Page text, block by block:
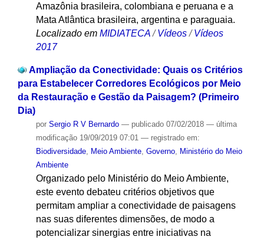
Amazônia brasileira, colombiana e peruana e a
Mata Atlântica brasileira, argentina e paraguaia.
Localizado em MIDIATECA /Vídeos /Vídeos
2017
Ampliação da Conectividade: Quais os Critérios
para Estabelecer Corredores Ecológicos por Meio
da Restauração e Gestão da Paisagem? (Primeiro
Dia)
por Sergio R V Bernardo — publicado07/02/2018 — última
modificação19/09/2019 07:01 — registrado em:
Biodiversidade, Meio Ambiente, Governo, Ministério do Meio
Ambiente
Organizado pelo Ministério do Meio Ambiente,
este evento debateu critérios objetivos que
permitam ampliar a conectividade de paisagens
nas suas diferentes dimensões, de modo a
potencializar sinergias entre iniciativas na